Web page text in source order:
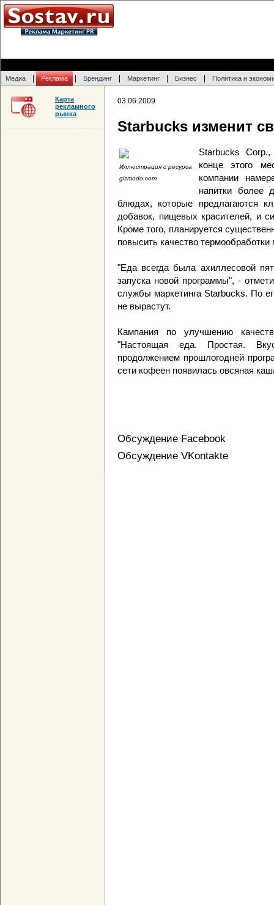
Медиа Реклама Брендинг Маркетинг Бизнес Политика и
03.06.2009
Starbucks изменит
Иллюстрация с ресурса
gizmodo.com
Starbucks
конце этого
компании
напитки более
блюдах, которые предлагаются
добавок, пищевых красителей, и
Кроме того, планируется
повысить качество термообработки
"Еда всегда была ахиллесовой
запуска новой программы", -
службы маркетинга Starbucks. По
не вырастут.
Кампания по улучшению
"Настоящая еда. Простая.
продолжением прошлогодней
сети кофеен появилась овсяная
Обсуждение Facebook
Обсуждение VKontakte
Карта
рекламного
рынка